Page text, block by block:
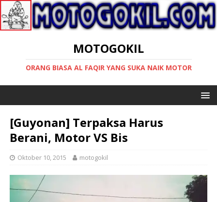
MOTOGOKIL
ORANG BIASA AL FAQIR YANG SUKA NAIK MOTOR
[Guyonan] Terpaksa Harus
Berani, Motor VS Bis
Oktober 10, 2015 motogokil